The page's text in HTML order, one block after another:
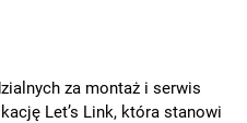
za montaż i serwis
Let’s Link, która stanowi